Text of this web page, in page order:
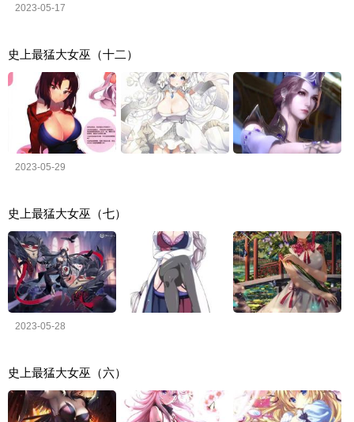
2023-05-17
史上最猛大女巫（十二）
2023-05-29
史上最猛大女巫（七）
2023-05-28
史上最猛大女巫（六）